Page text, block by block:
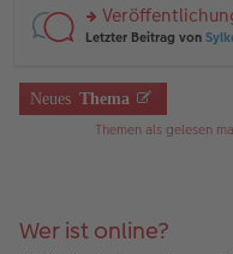
ei
tr
e
n
ei
tr
n
g
es
e
n
g
rs
u
n
B
Letzter Beitrag von
Neues Thema
Themen als gelesen
Wer ist online?